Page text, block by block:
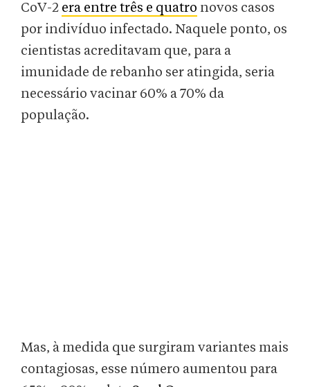
CoV-2 era entre três e quatro novos casos
por indivíduo infectado. Naquele ponto, os
cientistas acreditavam que, para a
imunidade de rebanho ser atingida, seria
necessário vacinar 60% a 70% da
população.
Mas, à medida que surgiram variantes mais
contagiosas, esse número aumentou para